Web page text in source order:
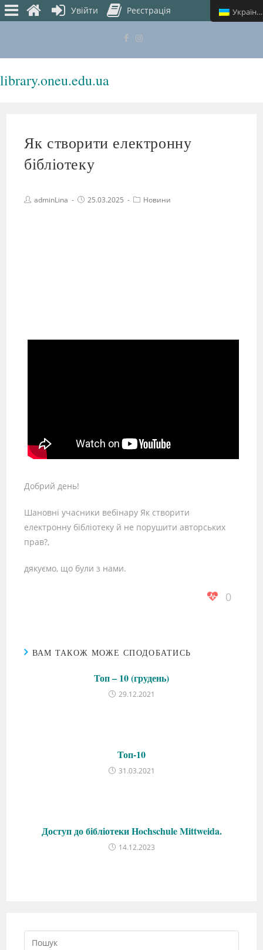
library.oneu.edu.ua
Як створити електронну
бібліотеку
adminLina 25.03.2025 Новини
Добрий день!
Шановні учасники вебінару Як створити
електронну бібліотеку й не порушити авторських
прав?,
дякуємо, що були з нами.
0
ВАМ ТАКОЖ МОЖЕ СПОДОБАТИСЬ
Топ – 10 (грудень)
29.12.2021
Топ-10
31.03.2021
Доступ до бібліотеки Hochschule Mittweida.
14.12.2023
Увійти Реєстрація Українська